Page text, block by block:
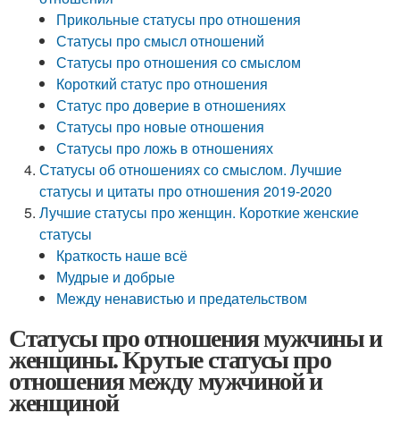
Прикольные статусы про отношения
Статусы про смысл отношений
Статусы про отношения со смыслом
Короткий статус про отношения
Статус про доверие в отношениях
Статусы про новые отношения
Статусы про ложь в отношениях
Статусы об отношениях со смыслом. Лучшие
статусы и цитаты про отношения 2019-2020
Лучшие статусы про женщин. Короткие женские
статусы
Краткость наше всё
Мудрые и добрые
Между ненавистью и предательством
Статусы про отношения мужчины и
женщины. Крутые статусы про
отношения между мужчиной и
женщиной